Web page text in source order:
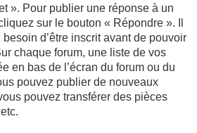
». Pour publier une réponse à un
sur le bouton « Répondre ». Il
d’être inscrit avant de pouvoir
chaque forum, une liste de vos
en bas de l’écran du forum ou du
pouvez publier de nouveaux
pouvez transférer des pièces